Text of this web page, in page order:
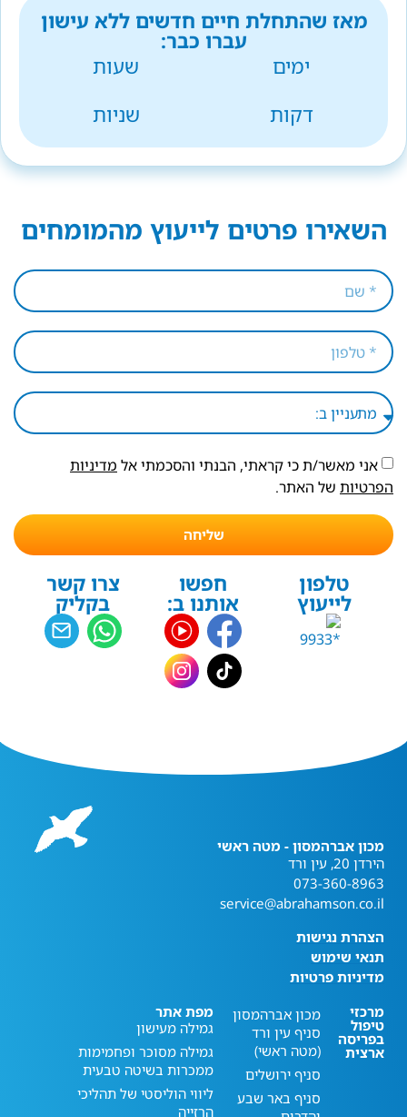
מאז שהתחלת חיים חדשים ללא עישון
עברו כבר:
ימים
שעות
דקות
שניות
השאירו פרטים לייעוץ מהמומחים
אני מאשר/ת כי קראתי, הבנתי והסכמתי אל מדיניות
הפרטיות של האתר.
שליחה
טלפון
לייעוץ
חפשו
אותנו ב:
צרו קשר
בקליק
מכון אברהמסון - מטה ראשי
הירדן 20, עין ורד
073-360-8963
service@abrahamson.co.il
הצהרת נגישות
תנאי שימוש
מדיניות פרטיות
מרכזי
טיפול
בפריסה
ארצית
מכון אברהמסון
סניף עין ורד
(מטה ראשי)
סניף ירושלים
סניף באר שבע
מפת אתר
גמילה מעישון
גמילה מסוכר ופחמימות
ממכרות בשיטה טבעית
ליווי הוליסטי של תהליכי
הרזייה